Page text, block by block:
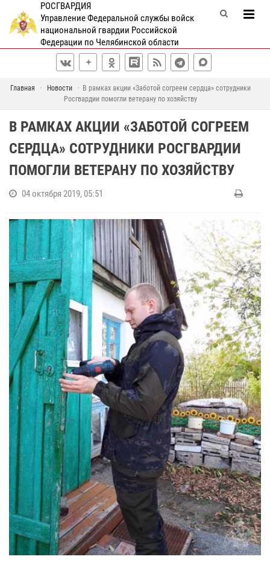
РОСГВАРДИЯ
Управление Федеральной службы войск
национальной гвардии Российской
Федерации по Челябинской области
Главная Новости
В рамках акции «Заботой согреем сердца» сотрудники
Росгвардии помогли ветерану по хозяйству
В РАМКАХ АКЦИИ «ЗАБОТОЙ СОГРЕЕМ
СЕРДЦА» СОТРУДНИКИ РОСГВАРДИИ
ПОМОГЛИ ВЕТЕРАНУ ПО ХОЗЯЙСТВУ
04 октября 2019, 05:51